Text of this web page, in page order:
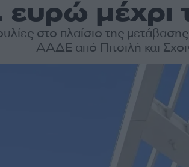
μέχρι
στο πλαίσιο της
ΑΑΔΕ από Πιτσιλή και